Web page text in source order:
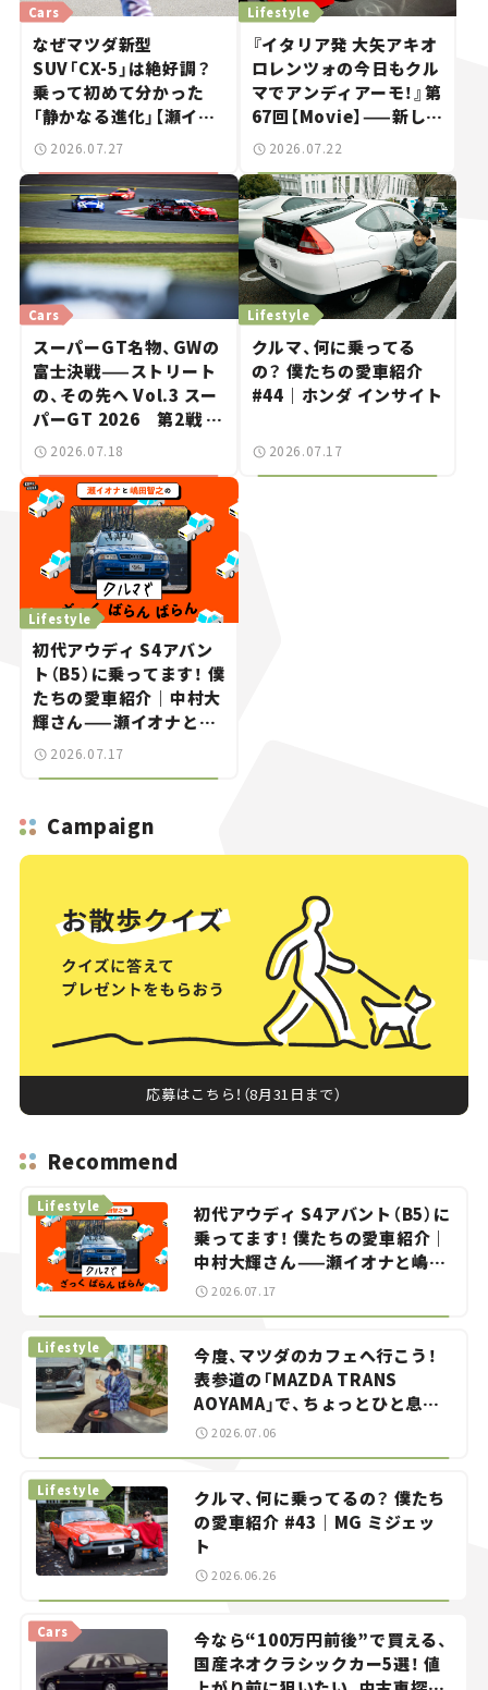
Cars
なぜマツダ新型
SUV「CX-5」は絶好調？
乗って初めて分かった
「静かなる進化」【瀬イオ
ナの試乗レビュー】
2026.07.27
Lifestyle
『イタリア発 大矢アキオ
ロレンツォの今日もクル
マでアンディアーモ！』第
67回【Movie】——新しい
スーパーカーショーで起
きた、若者たちの「驚き」
2026.07.22
Cars
スーパーGT名物、GWの
富士決戦——ストリート
の、その先へ Vol.3 スー
パーGT 2026 第2戦 富
士スピードウェイ
2026.07.18
Lifestyle
クルマ、何に乗ってる
の？ 僕たちの愛車紹介
#44｜ホンダ インサイト
2026.07.17
Lifestyle
初代アウディ S4アバン
ト（B5）に乗ってます！ 僕
たちの愛車紹介｜中村大
輝さん——瀬イオナと嶋
田智之の「クルマでざっ
2026.07.17
Campaign
応募はこちら！（8月31日まで）
Recommend
初代アウディ S4アバント（B5）に
乗ってます！ 僕たちの愛車紹介｜
中村大輝さん——瀬イオナと嶋田
智之の「クルマでざっくばらんば
Lifestyle
2026.07.17
今度、マツダのカフェへ行こう！
表参道の「MAZDA TRANS
AOYAMA」で、ちょっとひと息。
——連載｜CCGとクルマでどうす
る？＜第13回＞
Lifestyle
2026.07.06
クルマ、何に乗ってるの？ 僕たち
の愛車紹介 #43｜MG ミジェッ
ト
Lifestyle
2026.06.26
今なら“100万円前後”で買える、
国産ネオクラシックカー5選！ 値
Cars